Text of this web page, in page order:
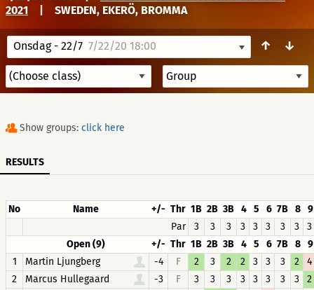
2021
SWEDEN, EKERÖ, BROMMA
Onsdag - 22/7 7/22/20 18:00 ↑ ↓
Show groups: click here
RESULTS
No Name +/- Thr 1B 2B 3B 4 5 6 7B 8 9
Par
3 3 3 3 3 3 3 3
3
Open (9)
+/- Thr 1B 2B 3B 4 5 6 7B 8 9
1
Martin Ljungberg -4 F 2 3 2 2 3 3 3 2
4
2
Marcus Hullegaard -3 F 3 3 3 3 3 3 3 3
2